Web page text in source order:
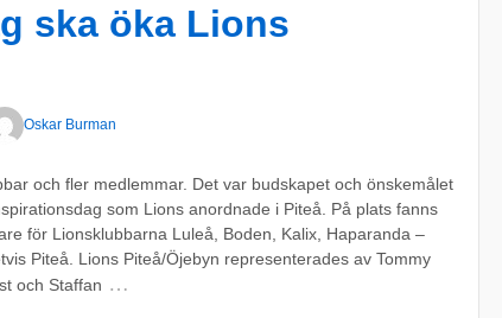
ska öka Lions
Oskar Burman
och fler medlemmar. Det var budskapet och önskemålet
som Lions anordnade i Piteå. På plats fanns
för Lionsklubbarna Luleå, Boden, Kalix, Haparanda –
Piteå. Lions Piteå/Öjebyn representerades av Tommy
och Staffan …